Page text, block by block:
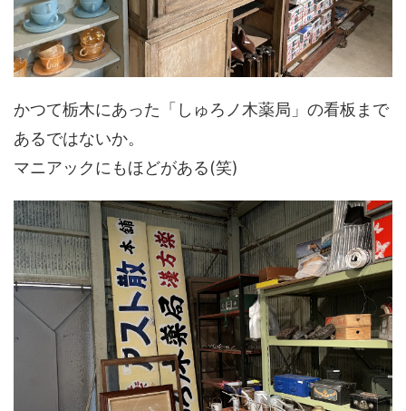
かつて栃木にあった「しゅろノ木薬局」の看板まで
あるではないか。
マニアックにもほどがある(笑)